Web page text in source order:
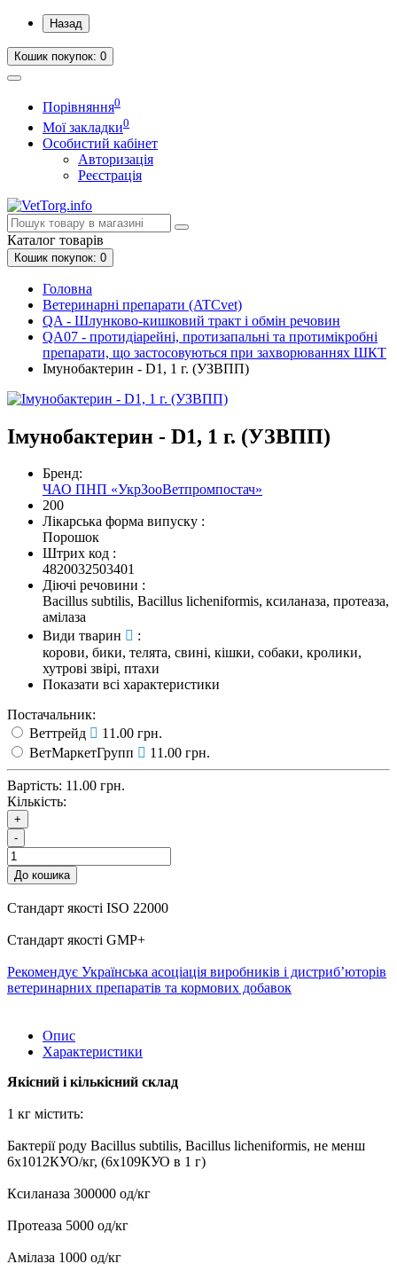
Назад
Кошик покупок: 0
Порівняння0
Мої закладки0
Особистий кабінет
Авторизація
Реєстрація
Каталог товарів
Кошик покупок: 0
Головна
Ветеринарні препарати (ATCvet)
QA - Шлунково-кишковий тракт і обмін речовин
QA07 - протидіарейні, протизапальні та протимікробні
препарати, що застосовуються при захворюваннях ШКТ
Імунобактерин - D1, 1 г. (УЗВПП)
Імунобактерин - D1, 1 г. (УЗВПП)
Бренд:
ЧАО ПНП «УкрЗооВетпромпостач»
200
Лікарська форма випуску :
Порошок
Штрих код :
4820032503401
Діючі речовини :
Bacillus subtilis, Bacillus licheniformis, ксиланаза, протеаза,
амілаза
Види тварин
:
корови, бики, телята, свині, кішки, собаки, кролики,
хутрові звірі, птахи
Показати всі характеристики
Постачальник:
Веттрейд
11.00 грн.
ВетМаркетГрупп
11.00 грн.
Вартість: 11.00 грн.
Кількість:
+
-
До кошика
Стандарт якості ISO 22000
Стандарт якості GMP+
Рекомендує Українська асоціація виробників і дистриб’юторів
ветеринарних препаратів та кормових добавок
Опис
Характеристики
Якісний і кількісний склад
1 кг містить:
Бактерії роду Bacillus subtilis, Bacillus licheniformis, не менш
6х1012КУО/кг, (6х109КУО в 1 г)
Ксиланаза 300000 од/кг
Протеаза 5000 од/кг
Амілаза 1000 од/кг